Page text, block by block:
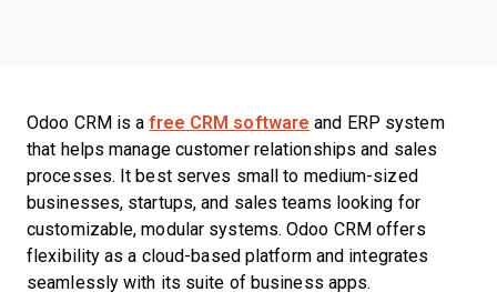
Odoo CRM is afree CRM software and ERP system
that helps manage customer relationships and sales
processes. It best serves small to medium-sized
businesses, startups, and sales teams looking for
customizable, modular systems. Odoo CRM offers
flexibility as a cloud-based platform and integrates
seamlessly with its suite of business apps.